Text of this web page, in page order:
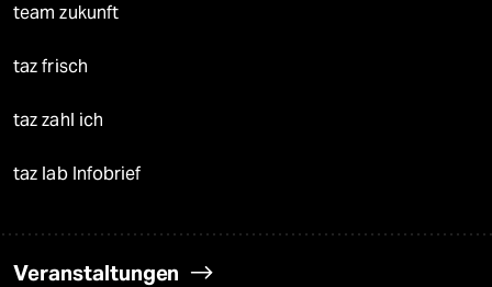
team zukunft
taz frisch
taz zahl ich
taz lab Infobrief
Veranstaltungen